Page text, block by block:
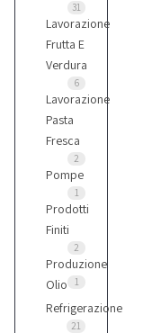
31
Lavorazione
Frutta E
Verdura
6
Lavorazione
Pasta
Fresca
2
Pompe
1
Prodotti
Finiti
2
Produzione
Olio
1
Refrigerazione
21